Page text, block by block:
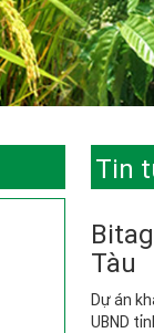
Tin
Tàu
Dự án
UBND